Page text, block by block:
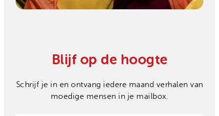
Blijf op de hoogte
Schrijf je in en ontvang iedere maand verhalen van
moedige mensen in je mailbox.